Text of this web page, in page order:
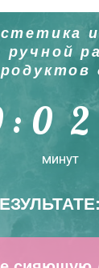
пралине
мини-
за собой,
впечатлить
линейку
и лету